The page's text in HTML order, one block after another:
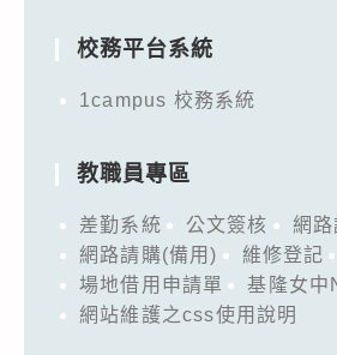
校務平台系統
1campus 校務系統
教職員專區
差勤系統 公文簽核
網路
網路請購(備用)
維修登記
場地借用申請單
基隆女
網站維護之css使用說明